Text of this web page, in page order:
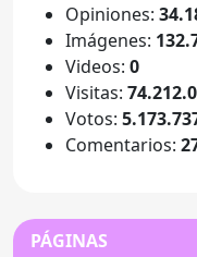
Opiniones:
Imágenes:
Videos: 0
Visitas:
Votos:
Comentarios:
PÁGINAS